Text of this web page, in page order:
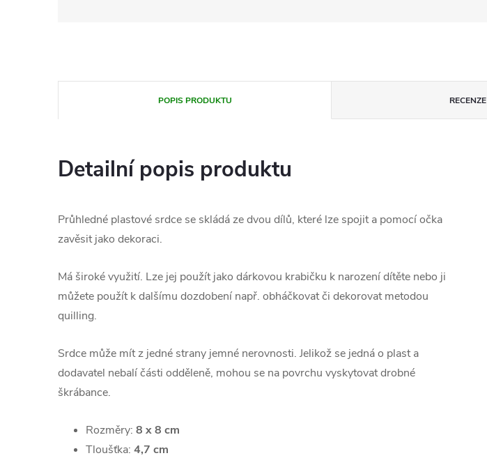
POPIS PRODUKTU RECENZE
Detailní popis produktu
Průhledné plastové srdce se skládá ze dvou dílů, které lze spojit a pomocí očka
zavěsit jako dekoraci.
Má široké využití. Lze jej použít jako dárkovou krabičku k narození dítěte nebo ji
můžete použít k dalšímu dozdobení např. obháčkovat či dekorovat metodou
quilling.
Srdce může mít z jedné strany jemné nerovnosti. Jelikož se jedná o plast a
dodavatel nebalí části odděleně, mohou se na povrchu vyskytovat drobné
škrábance.
Rozměry: 8 x 8 cm
Tloušťka: 4,7 cm